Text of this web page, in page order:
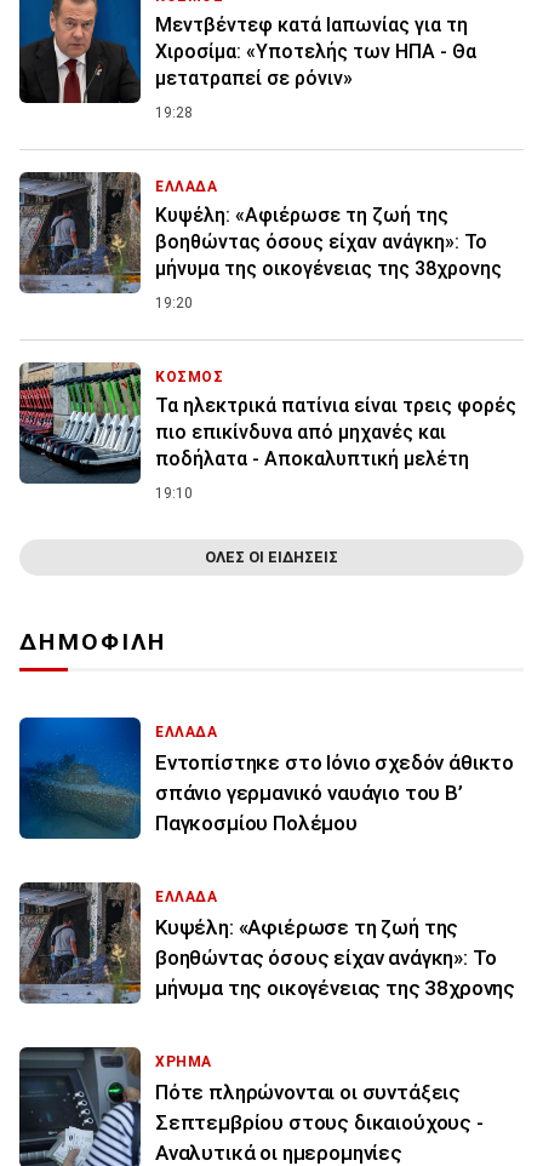
Μεντβέντεφ κατά Ιαπωνίας για τη
Χιροσίμα: «Υποτελής των ΗΠΑ - Θα
μετατραπεί σε ρόνιν»
19:28
ΕΛΛΑΔΑ
Κυψέλη: «Αφιέρωσε τη ζωή της
βοηθώντας όσους είχαν ανάγκη»: Το
μήνυμα της οικογένειας της 38χρονης
19:20
ΚΟΣΜΟΣ
Τα ηλεκτρικά πατίνια είναι τρεις φορές
πιο επικίνδυνα από μηχανές και
ποδήλατα - Αποκαλυπτική μελέτη
19:10
ΟΛΕΣ ΟΙ ΕΙΔΗΣΕΙΣ
ΔΗΜΟΦΙΛΗ
ΕΛΛΑΔΑ
Εντοπίστηκε στο Ιόνιο σχεδόν άθικτο
σπάνιο γερμανικό ναυάγιο του Β’
Παγκοσμίου Πολέμου
ΕΛΛΑΔΑ
Κυψέλη: «Αφιέρωσε τη ζωή της
βοηθώντας όσους είχαν ανάγκη»: Το
μήνυμα της οικογένειας της 38χρονης
ΧΡΗΜΑ
Πότε πληρώνονται οι συντάξεις
Σεπτεμβρίου στους δικαιούχους -
Αναλυτικά οι ημερομηνίες